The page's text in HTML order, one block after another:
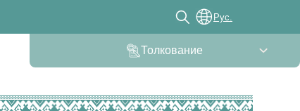
Рус.
Толкование